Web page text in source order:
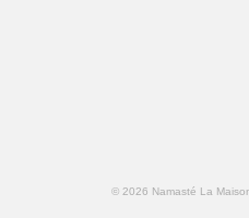
© 2026 Namasté La